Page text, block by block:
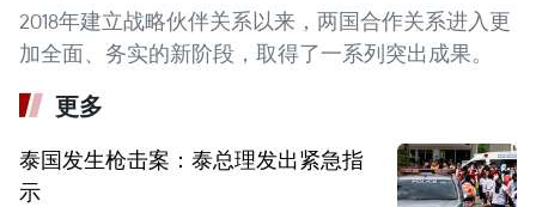
2018年建立战略伙伴关系以来，两国合作关系进入更
加全面、务实的新阶段，取得了一系列突出成果。
更多
泰国发生枪击案：泰总理发出紧急指
示